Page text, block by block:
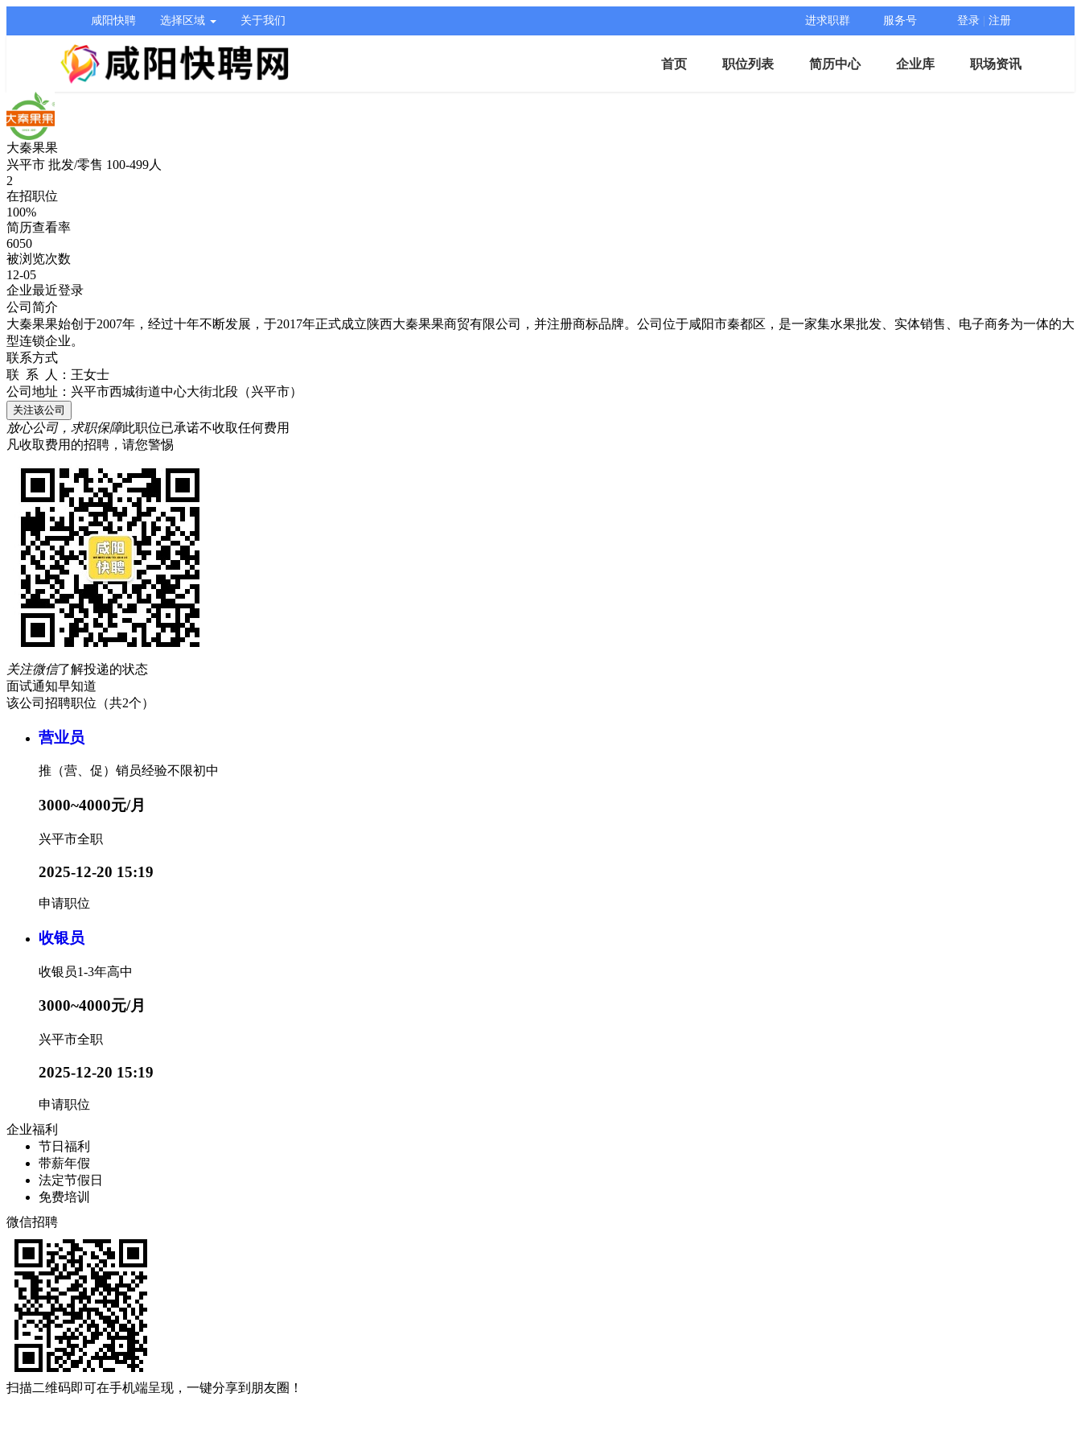
咸阳快聘 选择区域 关于我们 进求职群 服务号 登录 注册
首页 职位列表 简历中心 企业库 职场资讯
大秦果果
兴平市 批发/零售 100-499人
2
在招职位
100%
简历查看率
6050
被浏览次数
12-05
企业最近登录
公司简介
大秦果果始创于2007年，经过十年不断发展，于2017年正式成立陕西大秦果果商贸有限公司，并注册商标品牌。公司位于咸阳市秦都区，是一家集水果批发、实体销售、电子商务为一体的大
型连锁企业。
联系方式
联 系 人： 王女士
公司地址： 兴平市西城街道中心大街北段（兴平市）
关注该公司
放心公司，求职保障此职位已承诺不收取任何费用
凡收取费用的招聘，请您警惕
关注微信了解投递的状态
面试通知早知道
该公司招聘职位 （共2个）
营业员
推（营、促）销员经验不限初中
3000~4000元/月
兴平市全职
2025-12-20 15:19
申请职位
收银员
收银员1-3年高中
3000~4000元/月
兴平市全职
2025-12-20 15:19
申请职位
企业福利
节日福利
带薪年假
法定节假日
免费培训
微信招聘
扫描二维码即可在手机端呈现，一键分享到朋友圈！